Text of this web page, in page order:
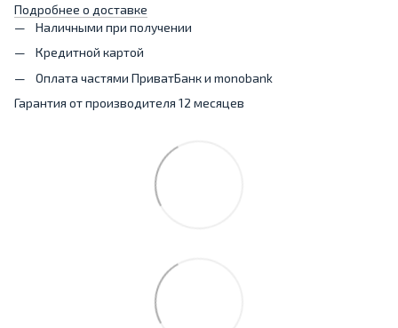
Подробнее о доставке
Наличными при получении
Кредитной картой
Оплата частями ПриватБанк и monobank
Гарантия от производителя 12 месяцев